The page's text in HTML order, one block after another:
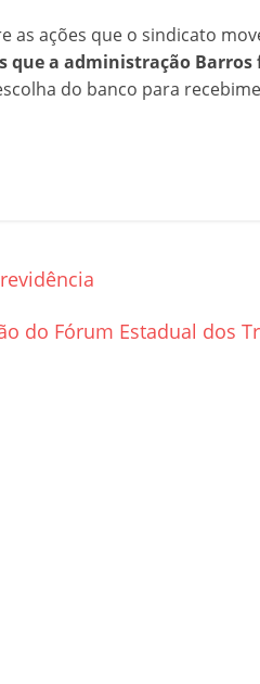
as ações que o sindicato
que a administração Barros
do banco para
do Fórum Estadual dos